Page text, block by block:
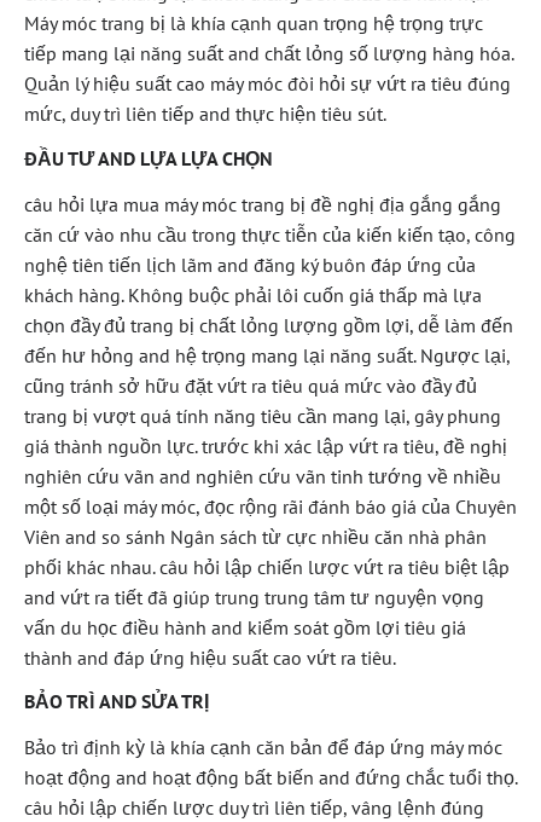
Máy móc trang bị là khía cạnh quan trọng hệ trọng trực
tiếp mang lại năng suất and chất lỏng số lượng hàng hóa.
Quản lý hiệu suất cao máy móc đòi hỏi sự vứt ra tiêu đúng
mức, duy trì liên tiếp and thực hiện tiêu sút.
ĐẦU TƯ AND LỰA LỰA CHỌN
câu hỏi lựa mua máy móc trang bị đề nghị địa gắng gắng
căn cứ vào nhu cầu trong thực tiễn của kiến kiến tạo, công
nghệ tiên tiến lịch lãm and đăng ký buôn đáp ứng của
khách hàng. Không buộc phải lôi cuốn giá thấp mà lựa
chọn đầy đủ trang bị chất lỏng lượng gồm lợi, dễ làm đến
đến hư hỏng and hệ trọng mang lại năng suất. Ngược lại,
cũng tránh sở hữu đặt vứt ra tiêu quá mức vào đầy đủ
trang bị vượt quá tính năng tiêu cần mang lại, gây phung
giá thành nguồn lực. trước khi xác lập vứt ra tiêu, đề nghị
nghiên cứu vãn and nghiên cứu vãn tinh tướng về nhiều
một số loại máy móc, đọc rộng rãi đánh báo giá của Chuyên
Viên and so sánh Ngân sách từ cực nhiều căn nhà phân
phối khác nhau. câu hỏi lập chiến lược vứt ra tiêu biệt lập
and vứt ra tiết đã giúp trung trung tâm tư nguyện vọng
vấn du học điều hành and kiểm soát gồm lợi tiêu giá
thành and đáp ứng hiệu suất cao vứt ra tiêu.
BẢO TRÌ AND SỬA TRỊ
Bảo trì định kỳ là khía cạnh căn bản để đáp ứng máy móc
hoạt động and hoạt động bất biến and đứng chắc tuổi thọ.
câu hỏi lập chiến lược duy trì liên tiếp, vâng lệnh đúng